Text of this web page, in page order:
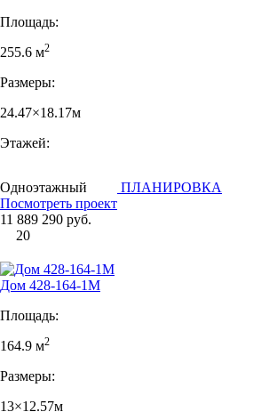
Площадь:
255.6 м2
Размеры:
24.47×18.17м
Этажей:
Одноэтажный
ПЛАНИРОВКА
Посмотреть проект
11 889 290 руб.
20
Дом 428-164-1М
Площадь:
164.9 м2
Размеры:
13×12.57м